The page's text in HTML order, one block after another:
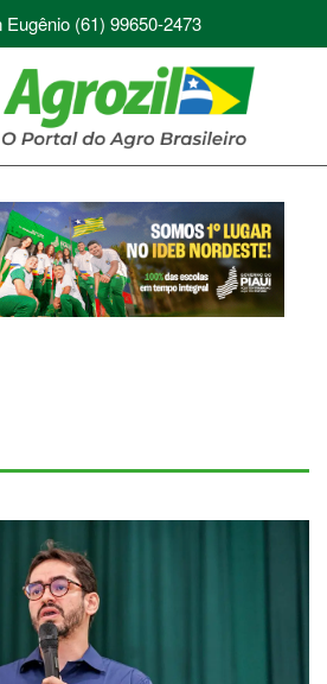
Eugênio (61) 99650-2473